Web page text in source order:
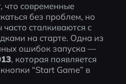
современные
без проблем, но
сталкиваются с
на старте. Одна из
самых распространённых ошибок запуска —
, которая появляется
“Start Game” в